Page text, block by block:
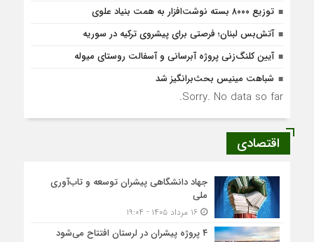
توزیع ۸۰۰۰ بسته نوشت‌افزار به همت بنیاد علوی
آتش‌بس لبنان؛ فرصتی برای پیشروی ترکیه در سوریه
آیین کلنگ‌زنی پروژه آبرسانی و آسفالت روستای میوله
شباهت مینیس بحث‌برانگیز شد
Sorry. No data so far.
اقتصادی
جهاد دانشگاهی پیشران توسعه و تاب‌آوری
ملی
۱۶ مرداد ۱۴۰۵ - ۱۹:۰۴
۴ پروژه پیشران در لرستان افتتاح می‌شود